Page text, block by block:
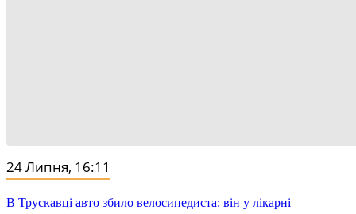
24 Липня, 16:11
В Трускавці авто збило велосипедиста: він у лікарні